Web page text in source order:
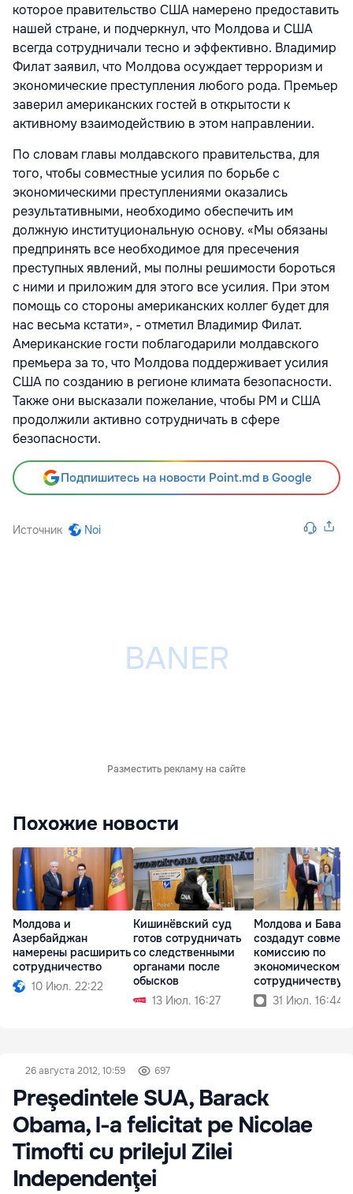
которое правительство США намерено предоставить
нашей стране, и подчеркнул, что Молдова и США
всегда сотрудничали тесно и эффективно. Владимир
Филат заявил, что Молдова осуждает терроризм и
экономические преступления любого рода. Премьер
заверил американских гостей в открытости к
активному взаимодействию в этом направлении.
По словам главы молдавского правительства, для
того, чтобы совместные усилия по борьбе с
экономическими преступлениями оказались
результативными, необходимо обеспечить им
должную институциональную основу. «Мы обязаны
предпринять все необходимое для пресечения
преступных явлений, мы полны решимости бороться
с ними и приложим для этого все усилия. При этом
помощь со стороны американских коллег будет для
нас весьма кстати», - отметил Владимир Филат.
Американские гости поблагодарили молдавского
премьера за то, что Молдова поддерживает усилия
США по созданию в регионе климата безопасности.
Также они высказали пожелание, чтобы РМ и США
продолжили активно сотрудничать в сфере
безопасности.
Подпишитесь на новости Point.md в Google
Источник Noi
Разместить рекламу на сайте
Похожие новости
Молдова и
Азербайджан
намерены расширить
сотрудничество
10 Июл. 22:22
Кишинёвский суд
готов сотрудничать
со следственными
органами после
обысков
13 Июл. 16:27
Молдова и
создадут
комиссию по
экономическому
сотрудничеству
31 Июл. 16:44
26 августа 2012, 10:59 697
Preşedintele SUA, Barack
Obama, l-a felicitat pe Nicolae
Timofti cu prilejul Zilei
Independenţei